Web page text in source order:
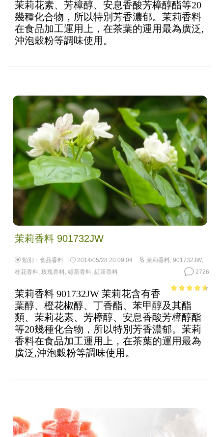
茉莉花素、芳樟醇、安息香酸芳樟醇酯等20
幾種化合物，所以特別芳香濃郁。茉莉香料
在食品加工運用上，在茶葉的運用最為廣泛,
沖泡穀粉等調味使用。
茉莉香料 901732JW
類別： 食品香料 2014/05/28 20:09:04 茉莉香料, 901732JW,
桂花香料, 玫瑰香料, 綠茶香料, 紅茶香料 2726
of 5
茉莉香料 901732JW 茉莉花含有香
葉醇、橙花椒醇、丁香酯、苯甲醇及其酯
類、茉莉花素、芳樟醇、安息香酸芳樟醇酯
等20幾種化合物，所以特別芳香濃郁。茉莉
香料在食品加工運用上，在茶葉的運用最為
廣泛,沖泡穀粉等調味使用。